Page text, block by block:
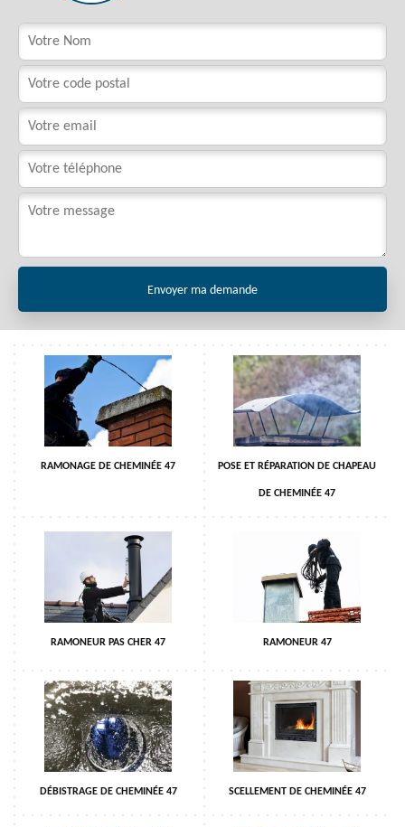
RAMONAGE DE CHEMINÉE 47 POSE ET RÉPARATION DE CHAPEAU
DE CHEMINÉE 47
RAMONEUR PAS CHER 47 RAMONEUR 47
DÉBISTRAGE DE CHEMINÉE 47 SCELLEMENT DE CHEMINÉE 47